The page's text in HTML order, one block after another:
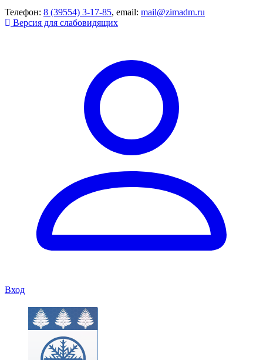
Телефон: 8 (39554) 3-17-85, email: mail@zimadm.ru
Версия для слабовидящих
Вход